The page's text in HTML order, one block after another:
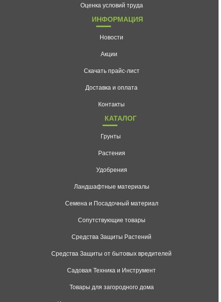
Оценка условий труда
ИНФОРМАЦИЯ
Новости
Акции
Скачать прайс-лист
Доставка и оплата
Контакты
КАТАЛОГ
Грунты
Растения
Удобрения
Ландшафтные материалы
Семена и Посадочный материал
Сопутствующие товары
Средства Защиты Растений
Средства Защиты от бытовых вредителей
Садовая Техника и Инструмент
Товары для загородного дома